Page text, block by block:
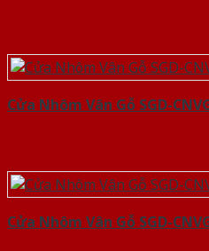
Cửa Nhôm Vân Gỗ SGD-
Cửa Nhôm Vân Gỗ SGD-